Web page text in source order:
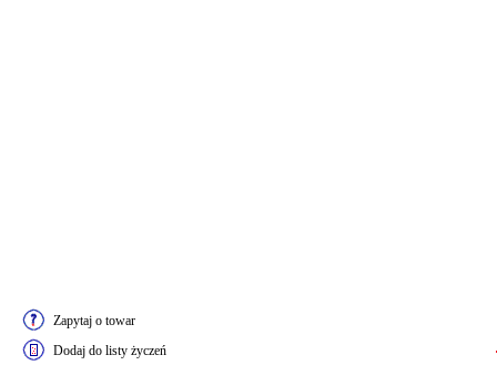
Zapytaj o towar
Dodaj do listy życzeń